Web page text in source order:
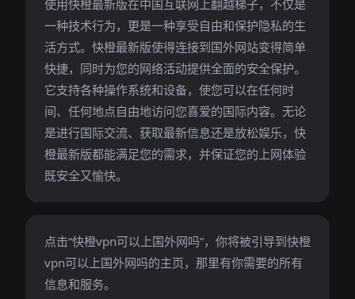
使用快橙最新版在中国互联网上翻越梯子，不仅是
一种技术行为，更是一种享受自由和保护隐私的生
活方式。快橙最新版使得连接到国外网站变得简单
快捷，同时为您的网络活动提供全面的安全保护。
它支持各种操作系统和设备，使您可以在任何时
间、任何地点自由地访问您喜爱的国际内容。无论
是进行国际交流、获取最新信息还是放松娱乐，快
橙最新版都能满足您的需求，并保证您的上网体验
既安全又愉快。
点击“快橙vpn可以上国外网吗”，你将被引导到快橙
vpn可以上国外网吗的主页，那里有你需要的所有
信息和服务。